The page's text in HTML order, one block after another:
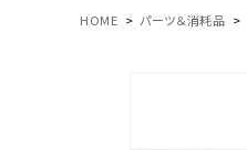
オンドゾーン
領収書について
HOME パーツ＆消耗品